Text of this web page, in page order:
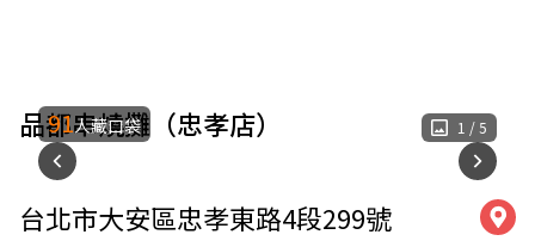
品都串燒攤（忠孝店） 1 /5
91人藏口袋
台北市大安區忠孝東路4段299號